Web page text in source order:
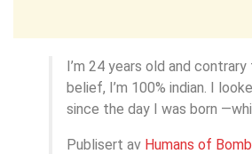
I’m 24 years old and
belief, I’m 100% indian. I
since the day I was born
Publisert av Humans of